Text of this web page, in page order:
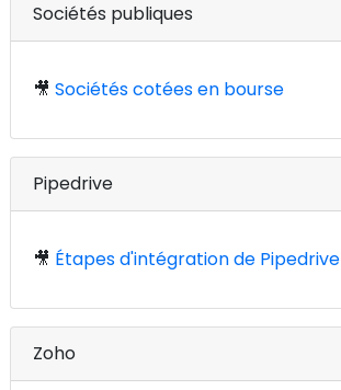
Sociétés publiques
🎥 Sociétés cotées en bourse
Pipedrive
🎥 Étapes d'intégration de Pipedrive
Zoho